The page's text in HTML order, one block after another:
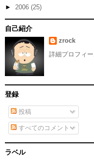
► 2006 (25)
自己紹介
zrock
詳細プロフィ
登録
投稿
すべてのコメント
ラベル